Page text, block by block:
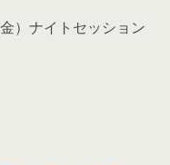
）ナイトセッション